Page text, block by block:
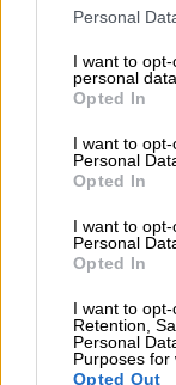
Please note that
not limited to
grant or deny
use your data for
consent section.
Personal
I want to
personal data.
Opted In
I want to
Personal
Opted In
I want to
Personal
Opted In
I want to opt-
Retention,
Personal
Purposes for
Opted Out
Κολομβία»,
«Έχουμε
σπείρα»
Ο ίδιος μιλά
«Δεν έχετε
μία
έχει
παιδί μουαπό